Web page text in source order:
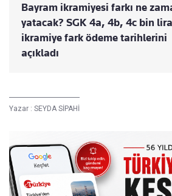
Bayram ikramiyesi farkı ne
yatacak? SGK 4a, 4b, 4c bin lira
ikramiye fark ödeme tarihlerini
açıkladı
Yazar : SEYDA SİPAHİ